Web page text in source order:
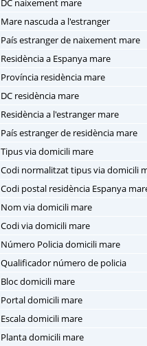
DC naixement mare
Mare nascuda a l'estranger
País estranger de naixement mare
Residència a Espanya mare
Província residència mare
DC residència mare
Residència a l'estranger mare
País estranger de residència mare
Tipus via domicili mare
Codi normalitzat tipus via domicili
Codi postal residència Espanya
Nom via domicili mare
Codi via domicili mare
Número Policia domicili mare
Qualificador número de policia
Bloc domicili mare
Portal domicili mare
Escala domicili mare
Planta domicili mare